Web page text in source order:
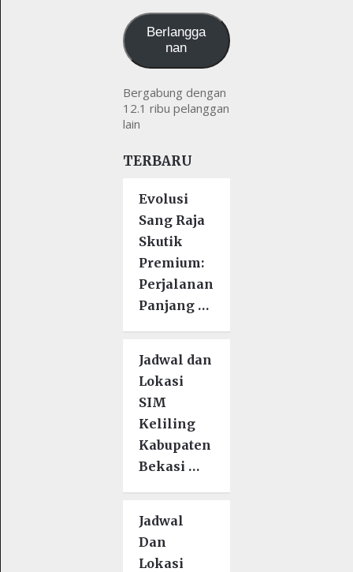
Berlangga
nan
Bergabung dengan
12.1 ribu pelanggan
lain
TERBARU
Evolusi
Sang Raja
Skutik
Premium:
Perjalanan
Panjang …
Jadwal dan
Lokasi
SIM
Keliling
Kabupaten
Bekasi …
Jadwal
Dan
Lokasi